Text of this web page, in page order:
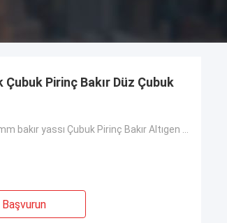
Çubuk Pirinç Bakır Düz Çubuk